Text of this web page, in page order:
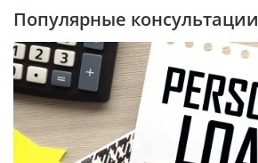
Популярные консультации